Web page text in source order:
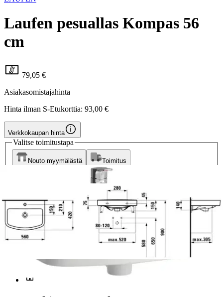
Laufen pesuallas Kompas 56
cm
79,05 €
Asiakasomistajahinta
Hinta ilman S-Etukorttia: 93,00 €
Verkkokaupan hinta
Valitse toimitustapa
Nouto myymälästä
Toimitus
Ei saatavilla
Ilmainen toimitus yli 100 €:n tilauksille
Postin pakettiautomaattiin tai
palvelupisteeseen!
Etu ei koske Suuri‑lisäpalvelulla toimitettavia tuotteita.